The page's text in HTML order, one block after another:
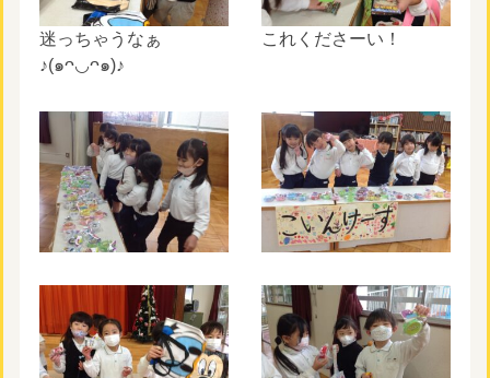
迷っちゃうなぁ
♪(๑ᴖ◡ᴖ๑)♪
これくださーい！